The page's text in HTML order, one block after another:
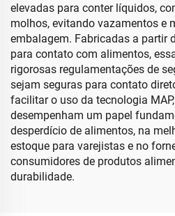
elevadas para conter líquidos,
molhos, evitando vazamentos e
embalagem. Fabricadas a partir
para contato com alimentos,
rigorosas regulamentações de
sejam seguras para contato
facilitar o uso da tecnologia
desempenham um papel
desperdício de alimentos, na
estoque para varejistas e no
consumidores de produtos
durabilidade.